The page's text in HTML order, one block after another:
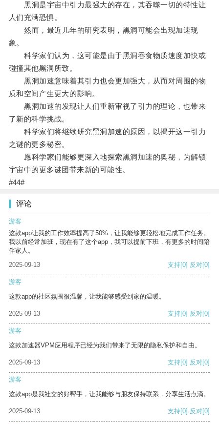
黑洞是宇宙中引力最强大的存在，其吞噬一切的特性让
人们充满恐惧。
然而，最近几年的研究表明，黑洞可能会出现加速现
象。
科学家们认为，这可能是由于黑洞吞食物质速度加快或
碰撞其他黑洞所致。
黑洞加速意味着其引力也会更加强大，从而对周围的物
质和空间产生更大的影响。
黑洞加速的发现让人们重新审视了引力的理论，也带来
了新的科学挑战。
科学家们将继续研究黑洞加速的原因，以揭开这一引力
之谜的更多秘密。
愿科学家们能够更深入地探索黑洞加速的奥秘，为解锁
宇宙中的更多谜团带来新的可能性。
#44#
评论
游客
这款app让我的工作效率提高了50%，让我能够更轻松地完成工作任务。
我以前经常加班，现在有了这个app，我可以提前下班，有更多的时间陪
伴家人。
2025-09-13
支持[0] 反对[0]
游客
这款app的社区氛围很温馨，让我能够感受到家的温暖。
2025-09-13 支持[0] 反对[0]
游客
这款加速器VPM应用程序已经为我们带来了无限的隐私保护和自由。
2025-09-13 支持[0] 反对[0]
游客
这款app是我社交的好帮手，让我能够与朋友保持联系，分享生活点滴。
2025-09-13 支持[0] 反对[0]